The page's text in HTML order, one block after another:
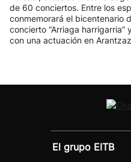
de 60 conciertos. Entre los
conmemorará el bicentenario
concierto “Arriaga
con una actuación en
El grupo EITB